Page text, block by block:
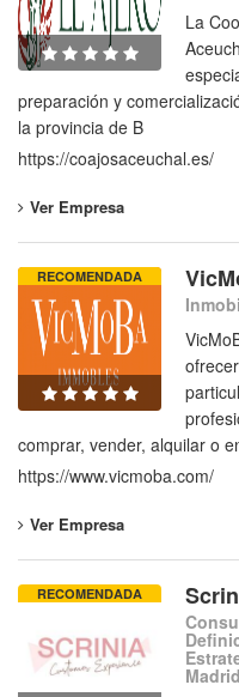
La
preparación y
la provincia de B
https://coajosaceuchal.es/
Ver Empresa
RECOMENDADA
comprar, vender, alquilar o
https://www.vicmoba.com/
Ver Empresa
RECOMENDADA
Madrid